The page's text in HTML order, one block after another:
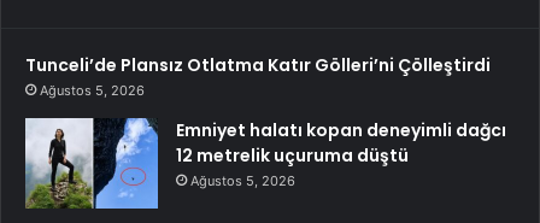
Tunceli’de Plansız Otlatma Katır Gölleri’ni Çölleştirdi
Ağustos 5, 2026
Emniyet halatı kopan deneyimli dağcı
12 metrelik uçuruma düştü
Ağustos 5, 2026